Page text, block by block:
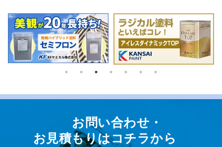
お問い合わせ・
お⾒積もりはコチラから